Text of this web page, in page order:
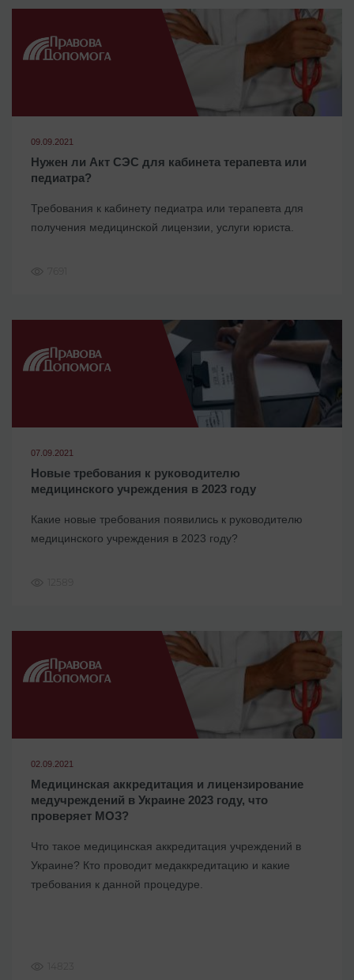
09.09.2021
Нужен ли Акт СЭС для кабинета терапевта или
педиатра?
Требования к кабинету педиатра или терапевта для
получения медицинской лицензии, услуги юриста.
07.09.2021
Новые требования к руководителю
медицинского учреждения в 2023 году
Какие новые требования появились к руководителю
медицинского учреждения в 2023 году?
02.09.2021
Медицинская аккредитация и лицензирование
медучреждений в Украине 2023 году, что
проверяет МОЗ?
Что такое медицинская аккредитация учреждений в
Украине? Кто проводит медаккредитацию и какие
требования к данной процедуре.